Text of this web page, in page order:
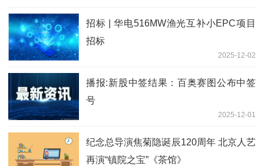
招标 | 华电516MW渔光互补小EPC项目
招标
2025-12-02
播报:新股中签结果：百奥赛图公布中签
号
2025-12-01
纪念总导演焦菊隐诞辰120周年 北京人艺
再演“镇院之宝”《茶馆》